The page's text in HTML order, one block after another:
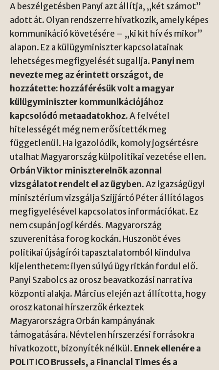
A beszélgetésben Panyi azt állítja, „két számot”
adott át. Olyan rendszerre hivatkozik, amely képes
kommunikáció követésére – „ki kit hív és mikor”
alapon. Ez a külügyminiszter kapcsolatainak
lehetséges megfigyelését sugallja. Panyi nem
nevezte meg az érintett országot, de
hozzátette: hozzáférésük volt a magyar
külügyminiszter kommunikációjához
kapcsolódó metaadatokhoz.A felvétel
hitelességét még nem erősítették meg
függetlenül. Ha igazolódik, komoly jogsértésre
utalhat Magyarország külpolitikai vezetése ellen.
Orbán Viktor miniszterelnök azonnal
vizsgálatot rendelt el az ügyben.Az igazságügyi
minisztérium vizsgálja Szijjártó Péter állítólagos
megfigyelésével kapcsolatos információkat. Ez
nem csupán jogi kérdés. Magyarország
szuverenitása forog kockán. Huszonöt éves
politikai újságírói tapasztalatomból kiindulva
kijelenthetem: ilyen súlyú ügy ritkán fordul elő.
Panyi Szabolcs az orosz beavatkozási narratíva
központi alakja. Március elején azt állította, hogy
orosz katonai hírszerzők érkeztek
Magyarországra Orbán kampányának
támogatására. Névtelen hírszerzési forrásokra
hivatkozott, bizonyíték nélkül. Ennek ellenére a
POLITICO Brussels, a Financial Times és a